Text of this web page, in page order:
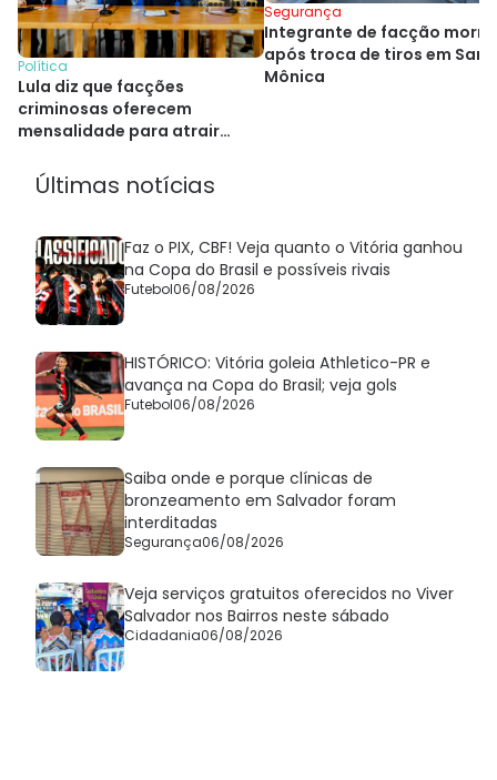
Política
Lula diz que facções
criminosas oferecem
mensalidade para atrair
Segurança
Integrante de facção morre
após troca de tiros em
Mônica
Últimas notícias
Faz o PIX, CBF! Veja quanto o Vitória ganhou
na Copa do Brasil e possíveis rivais
Futebol06/08/2026
HISTÓRICO: Vitória goleia Athletico-PR e
avança na Copa do Brasil; veja gols
Futebol06/08/2026
Saiba onde e porque clínicas de
bronzeamento em Salvador foram
interditadas
Segurança06/08/2026
Veja serviços gratuitos oferecidos no Viver
Salvador nos Bairros neste sábado
Cidadania06/08/2026